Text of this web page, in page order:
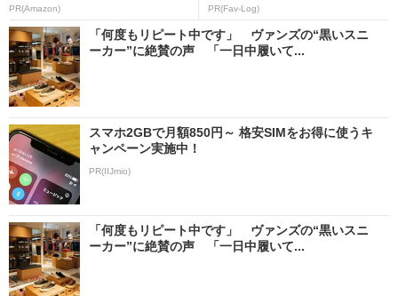
PR(Amazon) PR(Fav-Log)
「何度もリピート中です」 ヴァンズの“黒いスニ
ーカー”に絶賛の声 「一日中履いて...
スマホ2GBで月額850円～ 格安SIMをお得に使うキ
ャンペーン実施中！
PR(IIJmio)
「何度もリピート中です」 ヴァンズの“黒いスニ
ーカー”に絶賛の声 「一日中履いて...